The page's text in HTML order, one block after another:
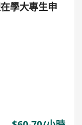
學大專生申